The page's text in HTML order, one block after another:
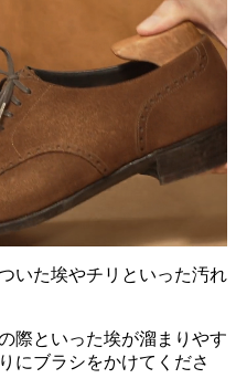
いた埃やチリといった汚れ
際といった埃が溜まりやす
にブラシをかけてくださ